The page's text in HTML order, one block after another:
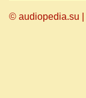
© audiopedia.su |